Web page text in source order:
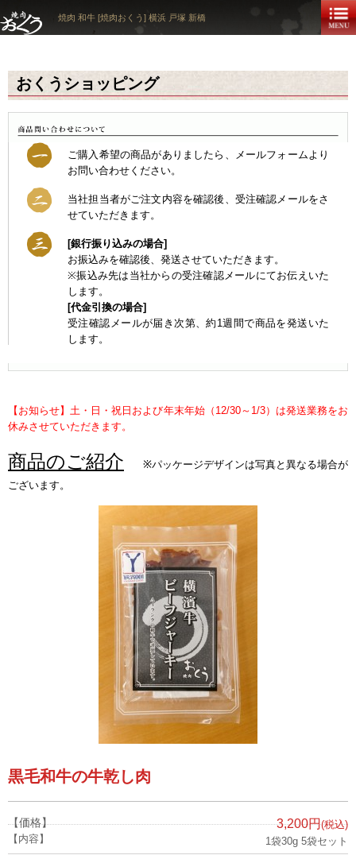
焼肉 和牛 [焼肉おくう] 横浜 戸塚 新橋
おくうショッピング
ご購入希望の商品がありましたら、メールフォームより
お問い合わせください。
当社担当者がご注文内容を確認後、受注確認メールをさ
せていただきます。
[銀行振り込みの場合]
お振込みを確認後、発送させていただきます。
※振込み先は当社からの受注確認メールにてお伝えいた
します。
[代金引換の場合]
受注確認メールが届き次第、約1週間で商品を発送いた
します。
【お知らせ】土・日・祝日および年末年始（12/30～1/3）は発送業務をお
休みさせていただきます。
商品のご紹介
※パッケージデザインは写真と異なる場合が
ございます。
黒毛和牛の牛乾し肉
【価格】 3,200円(税込)
【内容】
1袋30g 5袋セット